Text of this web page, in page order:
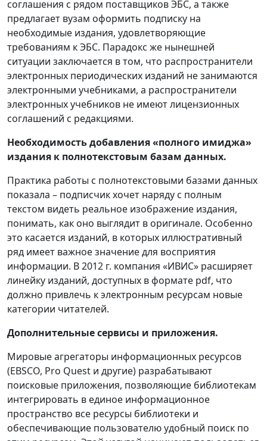
соглашения с рядом поставщиков ЭБС, а также
предлагает вузам оформить подписку на
необходимые издания, удовлетворяющие
требованиям к ЭБС. Парадокс же нынешней
ситуации заключается в том, что распространители
электронных периодических изданий не занимаются
электронными учебниками, а распространители
электронных учебников не имеют лицензионных
соглашений с редакциями.
Необходимость добавления «полного имиджа»
издания к полнотекстовым базам данных.
Практика работы с полнотекстовыми базами данных
показала – подписчик хочет наряду с полным
текстом видеть реальное изображение издания,
понимать, как оно выглядит в оригинале. Особенно
это касается изданий, в которых иллюстративный
ряд имеет важное значение для восприятия
информации. В 2012 г. компания «ИВИС» расширяет
линейку изданий, доступных в формате pdf, что
должно привлечь к электронным ресурсам новые
категории читателей.
Дополнительные сервисы и приложения.
Мировые агрегаторы информационных ресурсов
(EBSCO, Pro Quest и другие) разрабатывают
поисковые приложения, позволяющие библиотекам
интегрировать в единое информационное
пространство все ресурсы библиотеки и
обеспечивающие пользователю удобный поиск по